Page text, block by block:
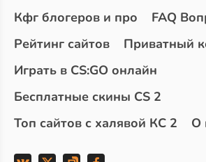
Кфг блогеров и про
FAQ
Рейтинг сайтов
Приватный
Играть в CS:GO онлайн
Бесплатные скины CS 2
Топ сайтов с халявой КС 2
О